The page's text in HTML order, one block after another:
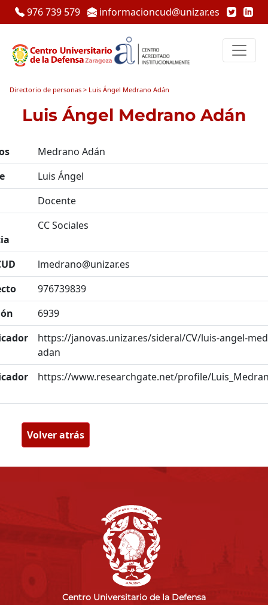
976 739 579 informacioncud@unizar.es
Directorio de personas > Luis Ángel Medrano Adán
Luis Ángel Medrano Adán
Medrano Adán
Luis Ángel
Docente
CC Sociales
lmedrano@unizar.es
976739839
6939
https://janovas.unizar.es/sideral/CV/luis-angel-
adan
https://www.researchgate.net/profile/
Volver atrás
Centro Universitario de la Defensa